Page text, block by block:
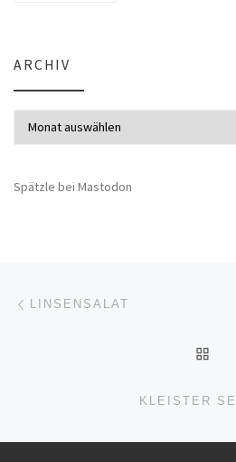
ARCHIV
Spätzle bei Mastodon
Beitragsnavigation
LINSENSALAT
KLEISTER